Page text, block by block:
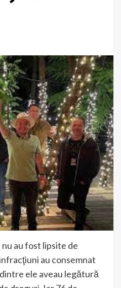
au fost lipsite de
au consemnat
ele aveau legătură